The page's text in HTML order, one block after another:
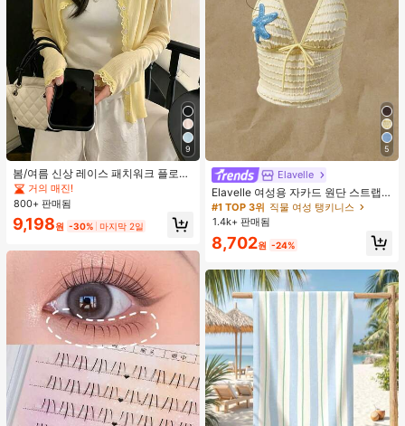
9
봄/여름 신상 레이스 패치워크 플로럴
트림 소프트 니트 가디건 경량 재킷 탑
여성용, 코티지코어 옐로우
거의 매진!
800+ 판매됨
9,198원 -30% 마지막 2일
5
Elavelle
Elavelle 여성용 자카드 원단 스트랩
불가사리 장식 홀터 탑, 봄/여름에 적
합 (탑만 포함, 반바지 미포함)
#1 TOP 3위 직물 여성 탱키니스
1.4k+ 판매됨
8,702원 -24%